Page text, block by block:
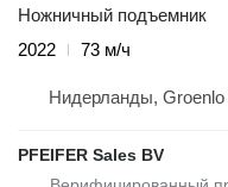
Ножничный подъемник
2022
73 м/ч
Нидерланды, Groenlo
PFEIFER Sales BV